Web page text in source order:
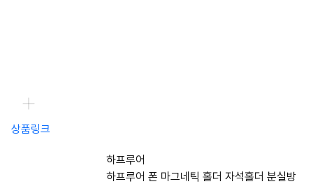
상품링크
하프루어
하프루어 폰 마그네틱 홀더 자석홀더 분실방